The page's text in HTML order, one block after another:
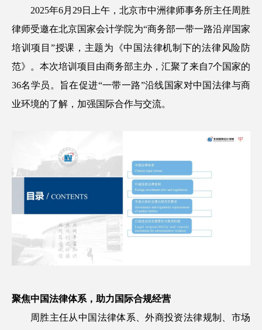
2025年6月29日上午，北京市中洲律师事务所主任周胜
律师受邀在北京国家会计学院为“商务部一带一路沿岸国家
培训项目”授课，主题为《中国法律机制下的法律风险防
范》。本次培训项目由商务部主办，汇聚了来自7个国家的
36名学员。旨在促进“一带一路”沿线国家对中国法律与商
业环境的了解，加强国际合作与交流。
聚焦中国法律体系，助力国际合规经营
周胜主任从中国法律体系、外商投资法律规制、市场